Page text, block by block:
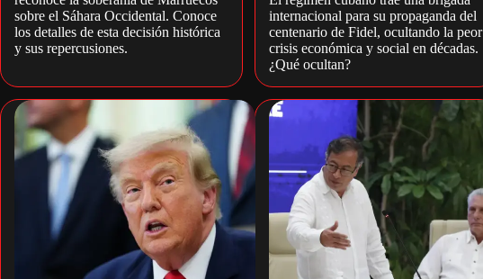
sobre el Sáhara Occidental. Conoce
los detalles de esta decisión histórica
y sus repercusiones.
internacional para su propaganda del
centenario de Fidel, ocultando la peor
crisis económica y social en décadas.
¿Qué ocultan?